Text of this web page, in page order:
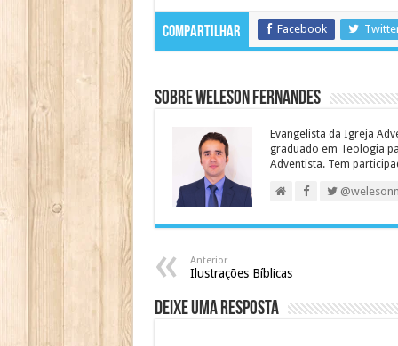
Compartilhar Facebook
Sobre Weleson Fernandes
Evangelista da Igreja
graduado em Teologia
Adventista. Tem
Anterior
Ilustrações Bíblicas
Deixe uma resposta